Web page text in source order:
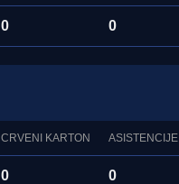
0 0
CRVENI KARTON ASISTENCIJE
0 0